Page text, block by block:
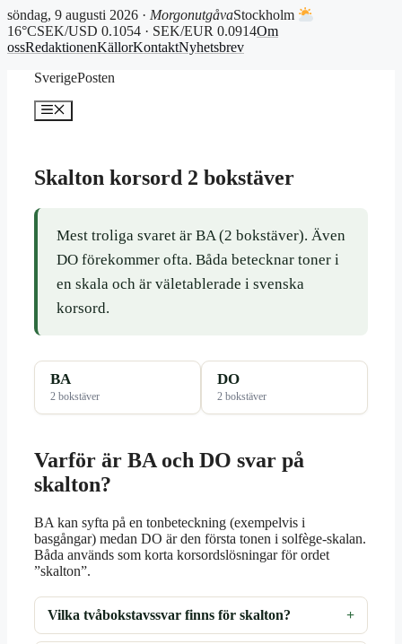
söndag, 9 augusti 2026 · MorgonutgåvaStockholm
16°CSEK/USD 0.1054 · SEK/EUR 0.0914Om
ossRedaktionenKällorKontaktNyhetsbrev
SverigePosten
Meny
Skalton korsord 2 bokstäver
Mest troliga svaret är BA (2 bokstäver). Även
DO förekommer ofta. Båda betecknar toner i
en skala och är väletablerade i svenska
korsord.
BA
2 bokstäver
DO
2 bokstäver
Varför är BA och DO svar på
skalton?
BA kan syfta på en tonbeteckning (exempelvis i
basgångar) medan DO är den första tonen i solfège-skalan.
Båda används som korta korsordslösningar för ordet
”skalton”.
Vilka tvåbokstavssvar finns för skalton?